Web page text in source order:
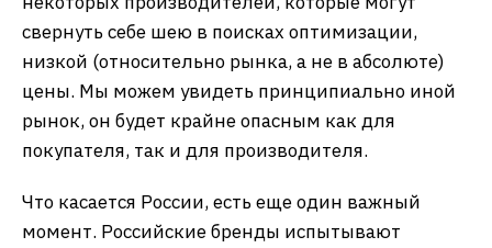
свернуть себе шею в поисках оптимизации,
низкой (относительно рынка, а не в абсолюте)
цены. Мы можем увидеть принципиально иной
рынок, он будет крайне опасным как для
покупателя, так и для производителя.
Что касается России, есть еще один важный
момент. Российские бренды испытывают